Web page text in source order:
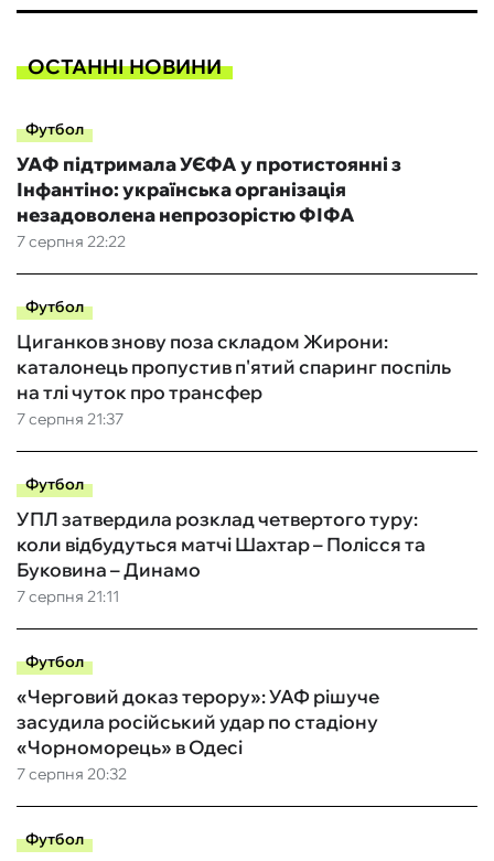
ОСТАННІ НОВИНИ
Футбол
7 серпня 22:22
УАФ підтримала УЄФА у протистоянні з
Інфантіно: українська організація
незадоволена непрозорістю ФІФА
Футбол
7 серпня 21:37
Циганков знову поза складом Жирони:
каталонець пропустив п'ятий спаринг поспіль
на тлі чуток про трансфер
Футбол
7 серпня 21:11
УПЛ затвердила розклад четвертого туру:
коли відбудуться матчі Шахтар – Полісся та
Буковина – Динамо
Футбол
7 серпня 20:32
«Черговий доказ терору»: УАФ рішуче
засудила російський удар по стадіону
«Чорноморець» в Одесі
Футбол